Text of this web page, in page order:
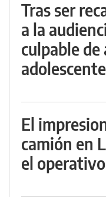
Tras ser
a la
culpable de
adolescente
El
camión en
el